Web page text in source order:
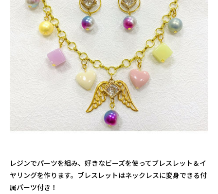
レジンでパーツを組み、好きなビーズを使ってブレスレット＆イ
ヤリングを作ります。ブレスレットはネックレスに変身できる付
属パーツ付き！